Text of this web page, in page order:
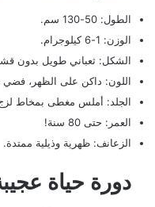
الطول: 50-130 سم.
الوزن: 1-6 كيلوجرام.
الشكل: ثعباني طويل بدون
اللون: داكن على الظهر،
الجلد: أملس مغطى بمخاط
العمر: حتى 80 سنة!
الزعانف: ظهرية وذيلية ممتدة.
دورة حياة